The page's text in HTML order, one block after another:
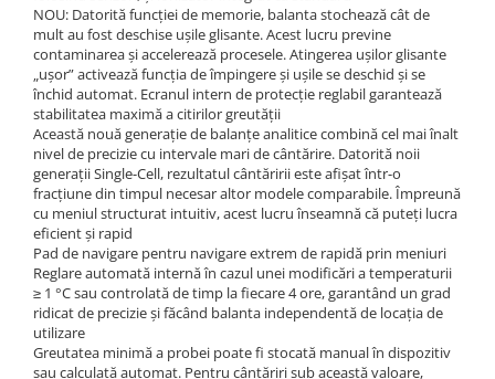
Standuri testare forta
Standuri testare manuala
Standuri testare motorizata
Componente pentru masurare
Componente pentru masurare
Dispozitive display
Grinzi de cantarire
Platforme
Sisteme de cantarire Industry 4.0
Instrumente optice
Microscoape
Camere microscop
Microscoape cu lumina transmisa
NOU: Datorită funcției de memorie, balanta stochează cât de
mult au fost deschise ușile glisante. Acest lucru previne
contaminarea și accelerează procesele. Atingerea ușilor glisante
„ușor” activează funcția de împingere și ușile se deschid și se
închid automat. Ecranul intern de protecție reglabil garantează
stabilitatea maximă a citirilor greutății
Această nouă generație de balanțe analitice combină cel mai înalt
nivel de precizie cu intervale mari de cântărire. Datorită noii
generații Single-Cell, rezultatul cântăririi este afișat într-o
fracțiune din timpul necesar altor modele comparabile. Împreună
cu meniul structurat intuitiv, acest lucru înseamnă că puteți lucra
eficient și rapid
Pad de navigare pentru navigare extrem de rapidă prin meniuri
Reglare automată internă în cazul unei modificări a temperaturii
≥ 1 °C sau controlată de timp la fiecare 4 ore, garantând un grad
ridicat de precizie și făcând balanta independentă de locația de
utilizare
Greutatea minimă a probei poate fi stocată manual în dispozitiv
sau calculată automat. Pentru cântăriri sub această valoare,